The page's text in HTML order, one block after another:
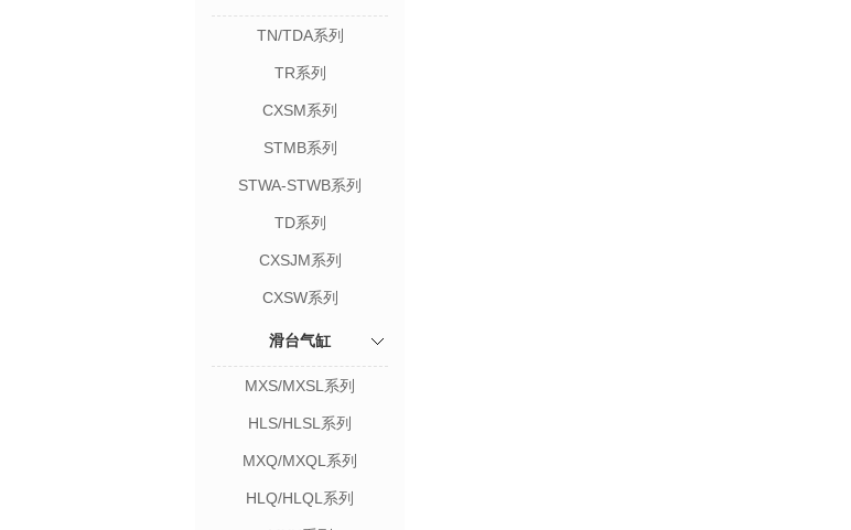
TN/TDA系列
TR系列
CXSM系列
STMB系列
STWA-STWB系列
TD系列
CXSJM系列
CXSW系列
滑台气缸
MXS/MXSL系列
HLS/HLSL系列
MXQ/MXQL系列
HLQ/HLQL系列